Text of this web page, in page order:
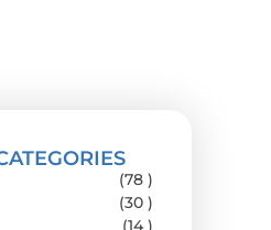
(78 )
(30 )
(14 )